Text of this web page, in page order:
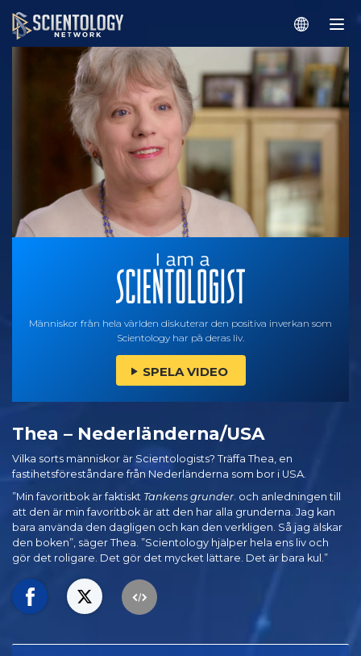
Människor från hela världen diskuterar den positiva inverkan som
Scientology har på deras liv.
SPELA VIDEO
Thea – Nederländerna/USA
Vilka sorts människor är Scientologists? Träffa Thea, en
fastihetsföreståndare från Nederländerna som bor i USA.
”Min favoritbok är faktiskt Tankens grunder. och anledningen till
att den är min favoritbok är att den har alla grunderna. Jag kan
bara använda den dagligen och kan den verkligen. Så jag älskar
den boken”, säger Thea. ”Scientology hjälper hela ens liv och
gör det roligare. Det gör det mycket lättare. Det är bara kul.”